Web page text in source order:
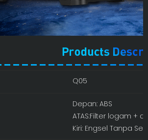
Q05
Depan: ABS
ATAS:Filter logam +
Kiri: Engsel Tanpa